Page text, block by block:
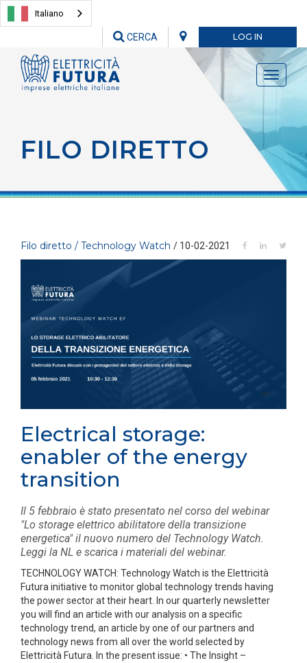
Italiano
LOG IN
CERCA
Toggle
FILO DIRETTO
Filo diretto / Technology Watch / 10-02-2021
Electrical storage:
enabler of the energy
transition
Il 5 febbraio è stato presentato nel corso del webinar
"Lo storage elettrico abilitatore della transizione
energetica" il nuovo numero del Technology Watch.
Leggi la NL e scarica i materiali del webinar.
TECHNOLOGY WATCH: Technology Watch is the Elettricità
Futura initiative to monitor global technology trends having
the power sector at their heart. In our quarterly newsletter
you will find an article with our analysis on a specific
technology trend, an article by one of our partners and
technology news from all over the world selected by
Elettricità Futura. In the present issue: • The Insight –